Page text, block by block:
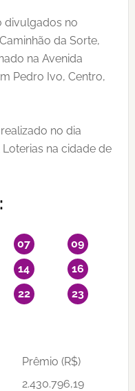
divulgados no
da Sorte,
na Avenida
Pedro Ivo, Centro,
no dia
na cidade de
07
09
14
16
22 23
Prêmio (R$)
2.430.796,19